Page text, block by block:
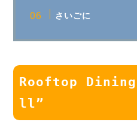
さいごに
Rooftop
ll”